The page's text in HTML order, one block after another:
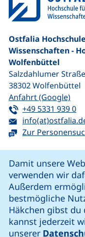
Damit unsere
verwenden wir
Außerdem
bestmögliche
Häkchen gibst du
kannst jederzeit
unserer
Ostfalia
Wissenschaften -
Wolfenbüttel
Salzdahlumer
38302Wolfenbüttel
Anfahrt (Google)
Tel:
+49 5331 939 0
E-Mail:
Zur
unsere Facebook-
unsere
Cookie-
Impressum